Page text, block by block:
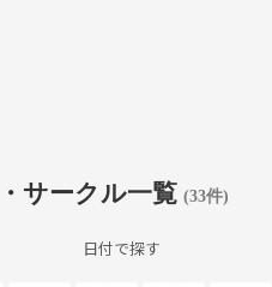
サークル一覧 (33件)
日付で探す